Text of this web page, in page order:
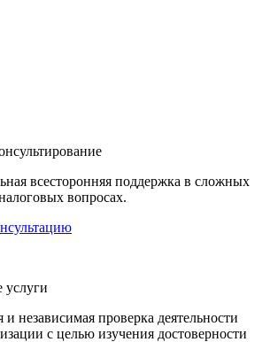
всесторонняя поддержка в сложных
вопросах.
услуги
независимая проверка деятельности
с целью изучения достоверности